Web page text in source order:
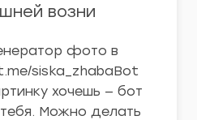
возни
фото в
siska_zhabaBot
хочешь — бот
Можно делать